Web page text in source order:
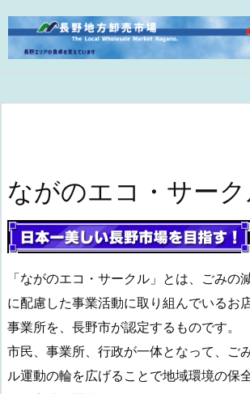
ながのエコ・サー
「ながのエコ・サークル」とは、ごみの
に配慮した事業活動に取り組んでいるお
事業所を、長野市が認定するものです。
市民、事業所、行政が一体となって、ご
ル運動の輪を広げることで地域環境の保